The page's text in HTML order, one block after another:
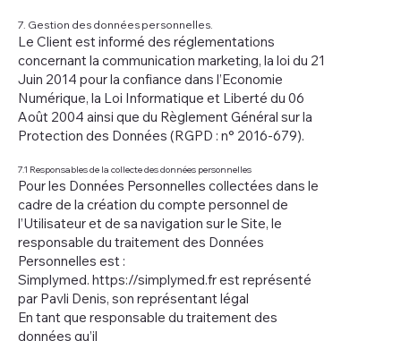
7. Gestion des données personnelles.
Le Client est informé des réglementations
concernant la communication marketing, la loi du 21
Juin 2014 pour la confiance dans l’Economie
Numérique, la Loi Informatique et Liberté du 06
Août 2004 ainsi que du Règlement Général sur la
Protection des Données (RGPD : n° 2016-679).
7.1 Responsables de la collecte des données personnelles
Pour les Données Personnelles collectées dans le
cadre de la création du compte personnel de
l’Utilisateur et de sa navigation sur le Site, le
responsable du traitement des Données
Personnelles est :
Simplymed. https://simplymed.frest représenté
par Pavli Denis, son représentant légal
En tant que responsable du traitement des
données qu’il